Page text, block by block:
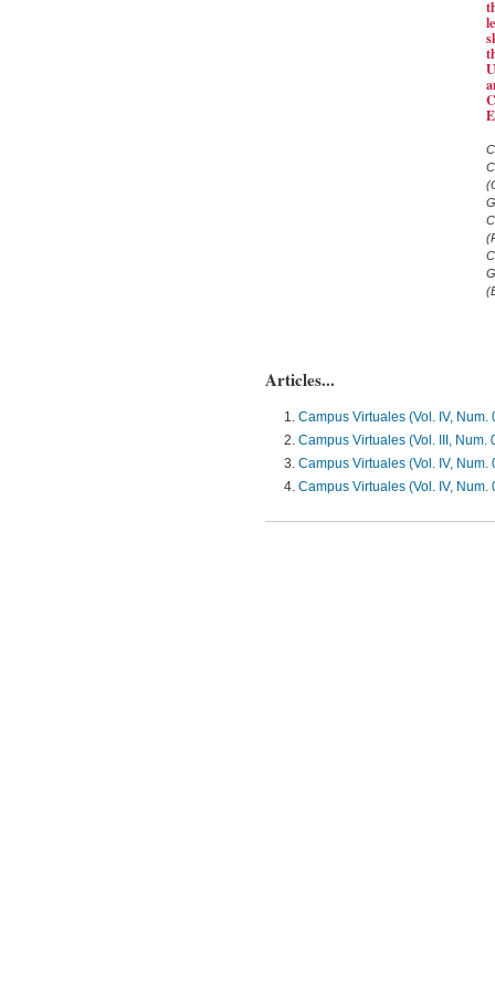
Articles...
Campus Virtuales (Vol. IV, Num.
Campus Virtuales (Vol. III, Num.
Campus Virtuales (Vol. IV, Num.
Campus Virtuales (Vol. IV, Num.